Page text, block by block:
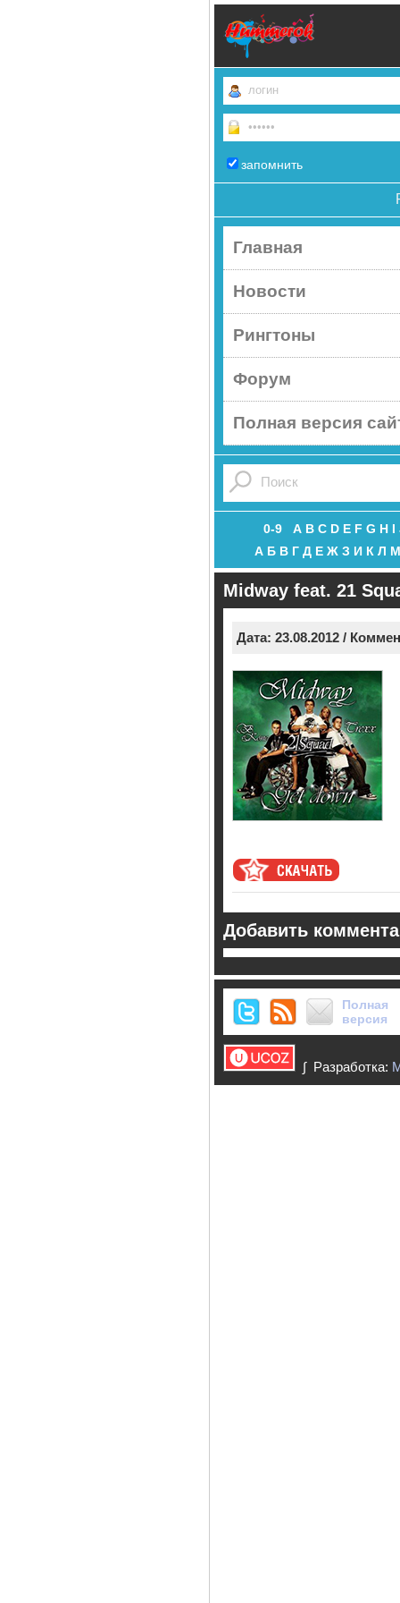
запомнить
Главная
Новости
Рингтоны
Форум
Полная версия
0-9 A B C D E F G H I
А Б В Г Д Е Ж З И К Л М
Midway feat. 21
Дата: 23.08.2012 /
Добавить
Полная
версия
∫ Разработка: